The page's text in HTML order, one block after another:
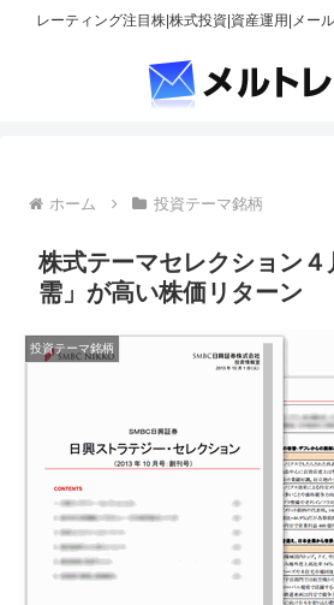
レーティング注目株|株式投資|資産運用|メー
ホーム 投資テーマ銘柄
株式テーマセレクション
需」が高い株価リターン
投資テーマ銘柄